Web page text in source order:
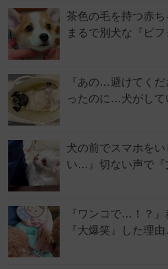
茶色の毛を持つ赤
まるで別犬な『ビ
『あの…避けてく
ったのに…犬がし
犬の前でスマホを
い…』切ない声で
『ワンコで…！？
『大爆笑』した理